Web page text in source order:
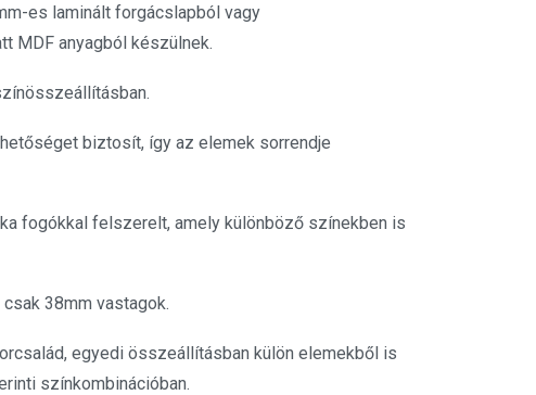
es laminált forgácslapból vagy
MDF anyagból készülnek.
biztosít, így az elemek sorrendje
fogókkal felszerelt, amely különböző színekben is
38mm vastagok.
egyedi összeállításban külön elemekből is
színkombinációban.